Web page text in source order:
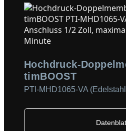
Hochdruck-
timBOOST
PTI-MHD1065-VA